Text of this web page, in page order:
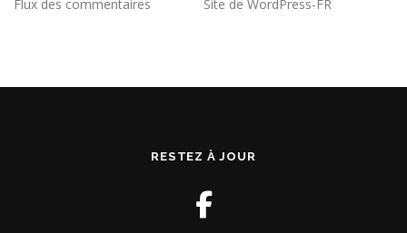
Flux des commentaires
Site de WordPress-FR
RESTEZ À JOUR